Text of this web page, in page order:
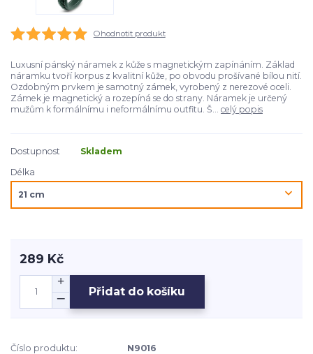
Ohodnotit produkt
Luxusní pánský náramek z kůže s magnetickým zapínáním. Základ
náramku tvoří korpus z kvalitní kůže, po obvodu prošívané bílou nití.
Ozdobným prvkem je samotný zámek, vyrobený z nerezové oceli.
Zámek je magnetický a rozepíná se do strany. Náramek je určený
mužům k formálnímu i neformálnímu outfitu. Š... celý popis
Dostupnost
Skladem
Délka
289 Kč
Přidat do košíku
Číslo produktu:
N9016